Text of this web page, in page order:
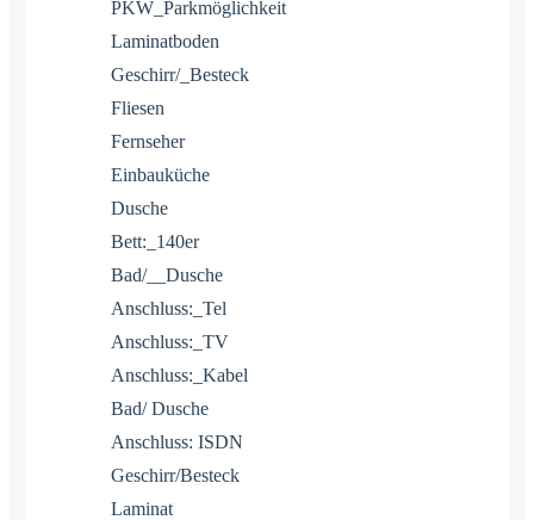
PKW_Parkmöglichkeit
Laminatboden
Geschirr/_Besteck
Fliesen
Fernseher
Einbauküche
Dusche
Bett:_140er
Bad/__Dusche
Anschluss:_Tel
Anschluss:_TV
Anschluss:_Kabel
Bad/ Dusche
Anschluss: ISDN
Geschirr/Besteck
Laminat